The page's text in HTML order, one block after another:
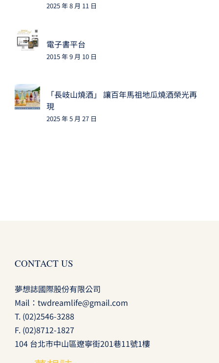
2025 年 8 月 11 日
電子書平台
2015 年 9 月 10 日
「長岐山燒酒」 讓百年馬祖地瓜燒酒榮光再
現
2025 年 5 月 27 日
CONTACT US
夢想誌國際股份有限公司
Mail： twdreamlife@gmail.com
T. (02)2546-3288
F. (02)8712-1827
104 台北市中山區遼寧街201巷11號1樓